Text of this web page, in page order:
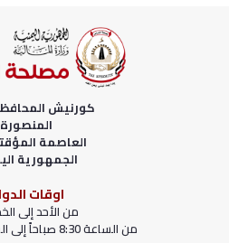
كورنيش
المنصورة
العاصمة
الجمهورية
اوقات
من الأحد إلى
من الساعة 8:30 صباحاً إلى الساعة 1:30 مساءً